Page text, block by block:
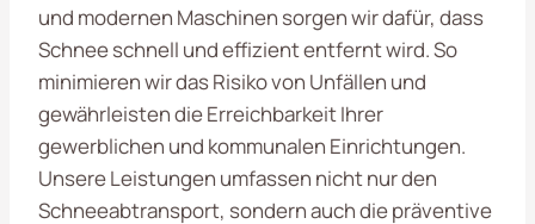
und modernen Maschinen sorgen wir dafür, dass
Schnee schnell und effizient entfernt wird. So
minimieren wir das Risiko von Unfällen und
gewährleisten die Erreichbarkeit Ihrer
gewerblichen und kommunalen Einrichtungen.
Unsere Leistungen umfassen nicht nur den
Schneeabtransport, sondern auch die präventive